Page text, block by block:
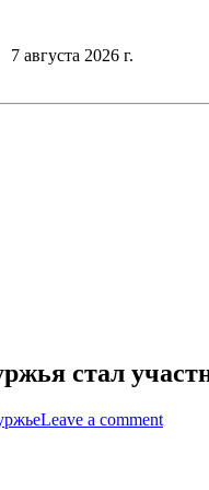
7 августа 2026 г.
стал
Leave a comment